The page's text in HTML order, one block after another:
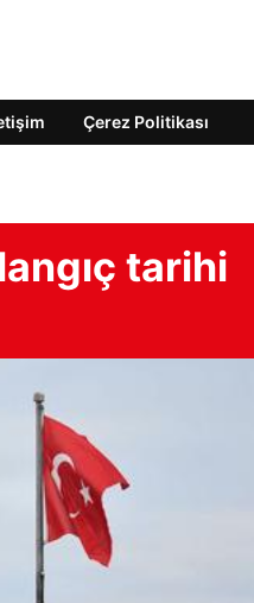
Çerez Politikası
tarihi